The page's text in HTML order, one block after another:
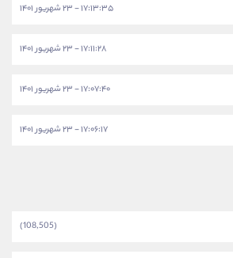
۱۷:۱۳:۳۵ - ۲۳ شهریور ۱۴۰۱
۱۷:۱۱:۲۸ - ۲۳ شهریور ۱۴۰۱
۱۷:۰۷:۴۰ - ۲۳ شهریور ۱۴۰۱
۱۷:۰۶:۱۷ - ۲۳ شهریور ۱۴۰۱
(108,505)